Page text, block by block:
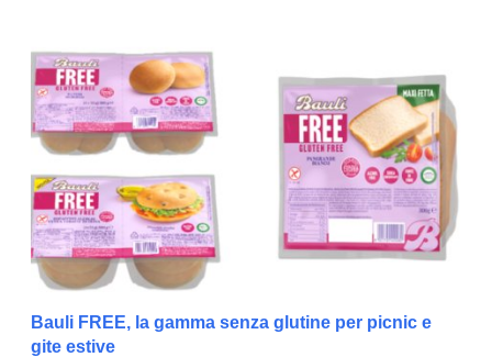
Bauli FREE, la gamma senza glutine per picnic e
gite estive